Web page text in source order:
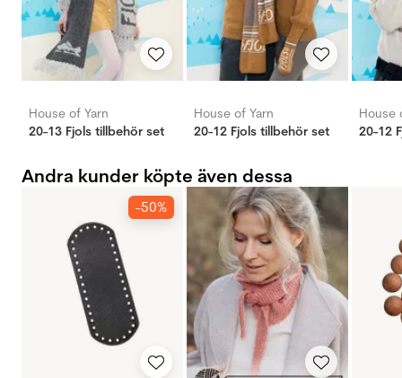
House of Yarn
20-13 Fjols tillbehör set
House of Yarn
20-12 Fjols tillbehör set
House
20-12
Andra kunder köpte även dessa
-50%